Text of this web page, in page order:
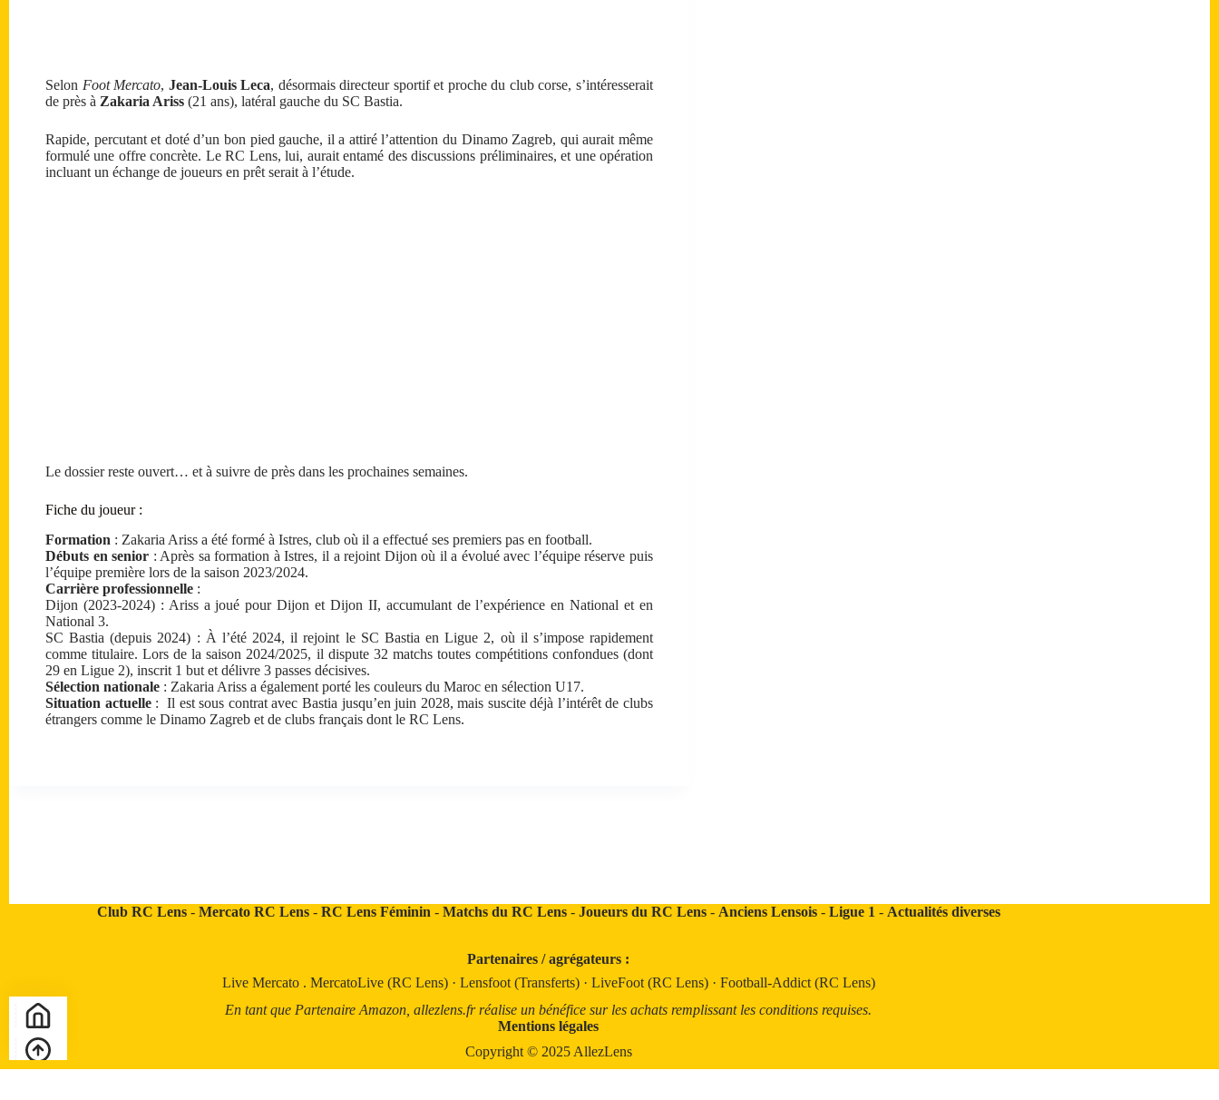
Selon Foot Mercato, Jean-Louis Leca, désormais directeur sportif et proche du club corse, s’intéresserait
de près à Zakaria Ariss (21 ans), latéral gauche du SC Bastia.
Rapide, percutant et doté d’un bon pied gauche, il a attiré l’attention du Dinamo Zagreb, qui aurait même
formulé une offre concrète. Le RC Lens, lui, aurait entamé des discussions préliminaires, et une opération
incluant un échange de joueurs en prêt serait à l’étude.
Le dossier reste ouvert… et à suivre de près dans les prochaines semaines.
Fiche du joueur :
Formation : Zakaria Ariss a été formé à Istres, club où il a effectué ses premiers pas en football.
Débuts en senior : Après sa formation à Istres, il a rejoint Dijon où il a évolué avec l’équipe réserve puis
l’équipe première lors de la saison 2023/2024.
Carrière professionnelle :
Dijon (2023-2024) : Ariss a joué pour Dijon et Dijon II, accumulant de l’expérience en National et en
National 3.
SC Bastia (depuis 2024) : À l’été 2024, il rejoint le SC Bastia en Ligue 2, où il s’impose rapidement
comme titulaire. Lors de la saison 2024/2025, il dispute 32 matchs toutes compétitions confondues (dont
29 en Ligue 2), inscrit 1 but et délivre 3 passes décisives.
Sélection nationale : Zakaria Ariss a également porté les couleurs du Maroc en sélection U17.
Situation actuelle: Il est sous contrat avec Bastia jusqu’en juin 2028, mais suscite déjà l’intérêt de clubs
étrangers comme le Dinamo Zagreb et de clubs français dont le RC Lens.
Club RC Lens- Mercato RC Lens- RC Lens Féminin - Matchs du RC Lens- Joueurs du RC Lens- Anciens Lensois- Ligue 1 - Actualités diverses
Partenaires / agrégateurs :
Live Mercato . MercatoLive (RC Lens) · Lensfoot (Transferts) · LiveFoot (RC Lens) · Football-Addict (RC Lens)
En tant que Partenaire Amazon, allezlens.fr réalise un bénéfice sur les achats remplissant les conditions requises.
Mentions légales
Copyright © 2025 AllezLens